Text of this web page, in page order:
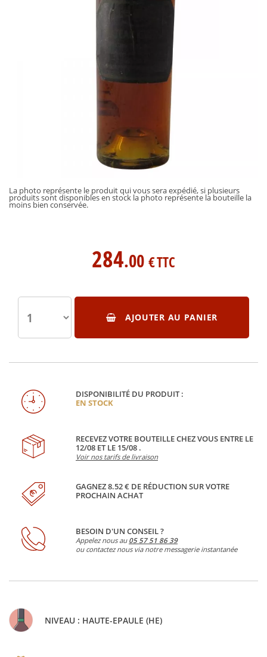
La photo représente le produit qui vous sera expédié, si plusieurs
produits sont disponibles en stock la photo représente la bouteille la
moins bien conservée.
DISPONIBILITÉ DU PRODUIT :
EN STOCK
RECEVEZ VOTRE BOUTEILLE CHEZ VOUS ENTRE LE
12/08 ET LE 15/08 .
Voir nos tarifs de livraison
GAGNEZ 8.52 € DE RÉDUCTION SUR VOTRE
PROCHAIN ACHAT
BESOIN D'UN CONSEIL ?
Appelez nous au 05 57 51 86 39
ou contactez nous via notre messagerie instantanée
284.00 €TTC
AJOUTER AU PANIER
NIVEAU : HAUTE-EPAULE (HE)